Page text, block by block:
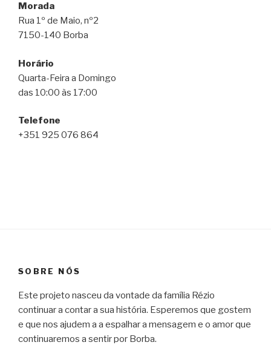
Morada
Rua 1º de Maio, nº2
7150-140 Borba
Horário
Quarta-Feira a Domingo
das 10:00 às 17:00
Telefone
+351 925 076 864
SOBRE NÓS
Este projeto nasceu da vontade da família Rézio
continuar a contar a sua história. Esperemos que gostem
e que nos ajudem a a espalhar a mensagem e o amor que
continuaremos a sentir por Borba.